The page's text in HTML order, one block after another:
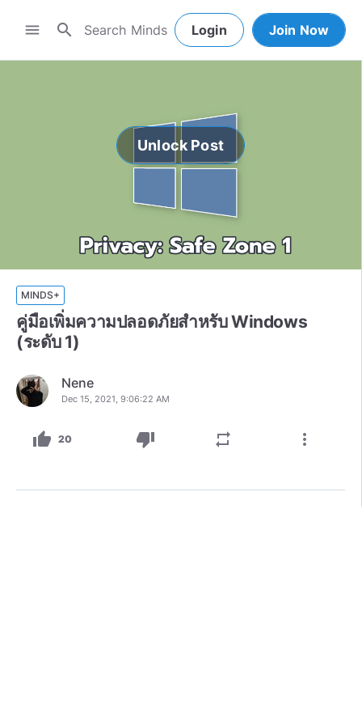
menu search Login Join Now
Unlock Post
MINDS+
คู่มือเพิ่มความปลอดภัยสำหรับ Windows
(ระดับ 1)
Nene
Dec 15, 2021, 9:06:22 AM
thumb_up 20 thumb_down repeat more_vert